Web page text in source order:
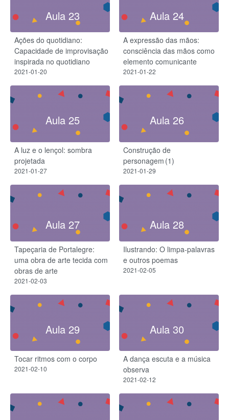
Aula 23
Ações do quotidiano:
Capacidade de improvisação
inspirada no quotidiano
2021-01-20
Aula 24
A expressão das mãos:
consciência das mãos como
elemento comunicante
2021-01-22
Aula 25
A luz e o lençol: sombra
projetada
2021-01-27
Aula 26
Construção de
personagem (1)
2021-01-29
Aula 27
Tapeçaria de Portalegre​:
uma obra de arte tecida com
obras de arte
2021-02-03
Aula 28
Ilustrando: O limpa-palavras
e outros poemas
2021-02-05
Aula 29
Tocar ritmos com o corpo
2021-02-10
Aula 30
A dança escuta e a música
observa
2021-02-12